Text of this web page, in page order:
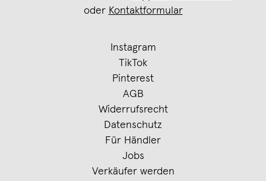
oder Kontaktformular
Instagram
TikTok
Pinterest
AGB
Widerrufsrecht
Datenschutz
Für Händler
Jobs
Verkäufer werden